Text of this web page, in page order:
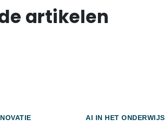
artikelen
AI IN HET ONDERWIJS